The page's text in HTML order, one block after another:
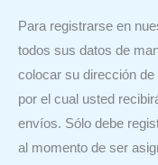
Para registrarse en
todos sus datos de
colocar su dirección
por el cual usted
envíos. Sólo debe
al momento de ser